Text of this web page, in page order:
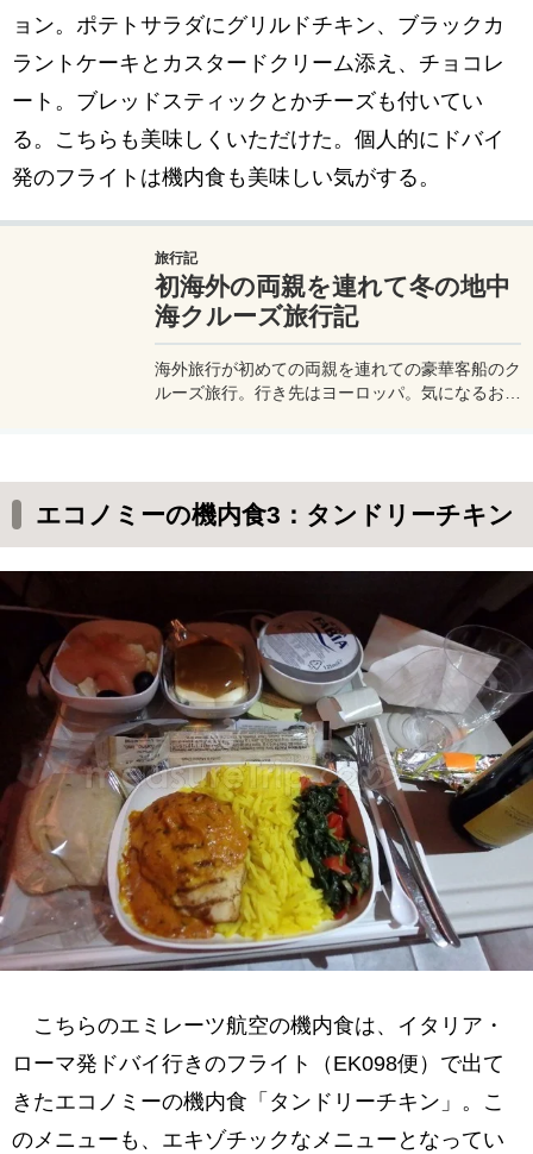
ョン。ポテトサラダにグリルドチキン、ブラックカ
ラントケーキとカスタードクリーム添え、チョコレ
ート。ブレッドスティックとかチーズも付いてい
る。こちらも美味しくいただけた。個人的にドバイ
発のフライトは機内食も美味しい気がする。
旅行記
初海外の両親を連れて冬の地中
海クルーズ旅行記
海外旅行が初めての両親を連れての豪華客船のク
ルーズ旅行。行き先はヨーロッパ。気になるお金
エコノミーの機内食3：タンドリーチキン
こちらのエミレーツ航空の機内食は、イタリア・
ローマ発ドバイ行きのフライト（EK098便）で出て
きたエコノミーの機内食「タンドリーチキン」。こ
のメニューも、エキゾチックなメニューとなってい